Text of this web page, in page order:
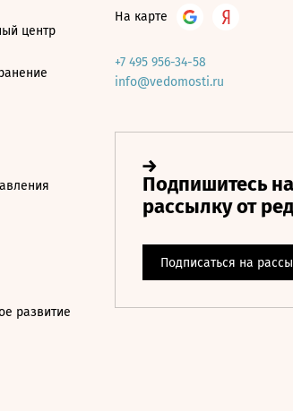
центр
развитие
На карте
+7 495 956-34-58
info@vedomosti.ru